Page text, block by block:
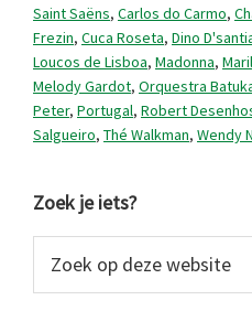
Saint Saëns, Carlos do Carmo,
Frezin, Cuca Roseta, Dino
Loucos de Lisboa, Madonna,
Melody Gardot, Orquestra
Peter, Portugal, Robert
Salgueiro, Thé Walkman, Wendy
Primaire
Sidebar
Zoek je iets?
op